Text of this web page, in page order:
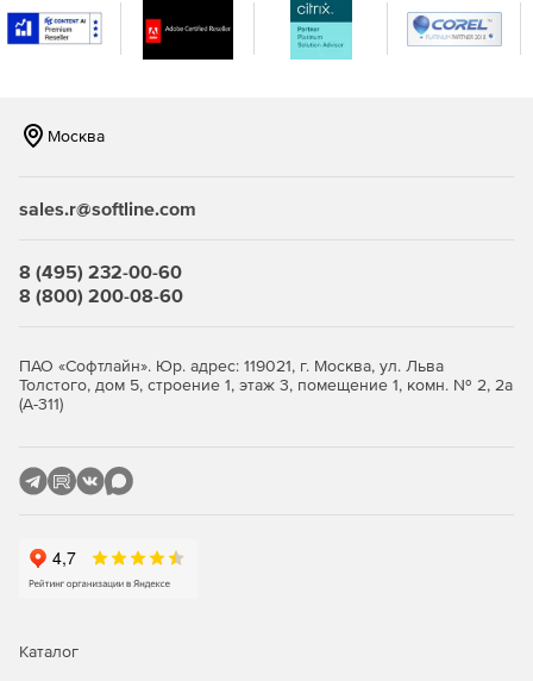
величины осредненных за длительный период
концентраций загрязняющих веществ в атмосферном
возникновения неблагоприятных для здоровья
формировать в виде таблиц проект нормативов
предельно-допустимых выбросов предприятия. При
совместном применении с УПРЗА «Эколог» позволяет
концентраций загрязняющих веществ,
выбрасываемых предприятием.
атмосферу.
достоверную информацию о загрязняющих
заблаговременный прогноз последствий выбросов
Москва
sales.r@softline.com
8 (495) 232-00-60
8 (800) 200-08-60
ПАО «Софтлайн». Юр. адрес: 119021, г. Москва, ул. Льва
Толстого, дом 5, строение 1, этаж 3, помещение 1, комн. № 2, 2а
(А-311)
Каталог